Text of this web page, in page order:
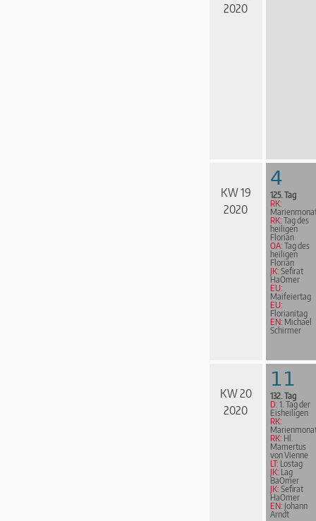
2020
KW 19
2020
4
125. Tag
RK:
RK: Tag des
heiligen
Florian
OA: Tag des
heiligen
Florian
JK: Sefirat
HaOmer
EU:
Maifeiertag
EU:
Florianitag
EN: Michael
Schirmer
KW 20
2020
11
132. Tag
D: 1. Tag der
Eisheiligen
RK:
RK: Hl.
Mamertus
von Vienne
LT: Lostag
JK: Lag
BaOmer
JK: Sefirat
HaOmer
EN: Johann
Arndt